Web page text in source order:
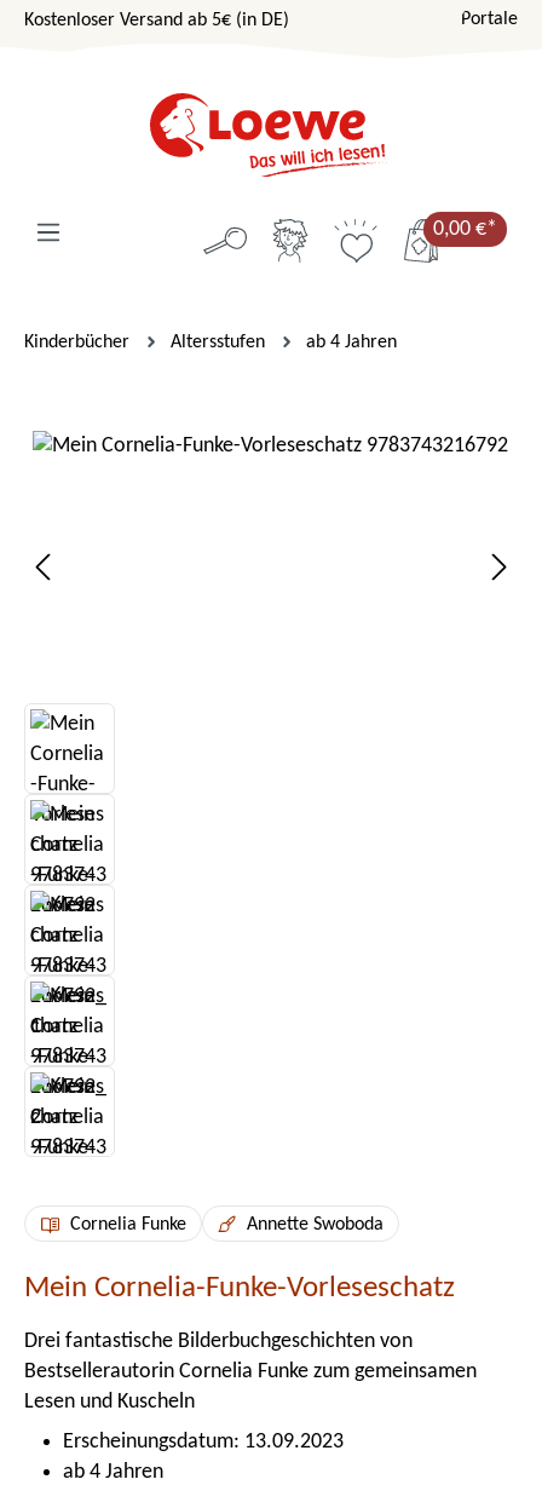
Zum Hauptinhalt springen
Kostenloser Versand ab 5€ (in DE) Portale
0,00 €*
Kinderbücher Altersstufen ab 4 Jahren
Bildergalerie überspringen
Cornelia Funke Annette Swoboda
Mein Cornelia-Funke-Vorleseschatz
Drei fantastische Bilderbuchgeschichten von
Bestsellerautorin Cornelia Funke zum gemeinsamen
Lesen und Kuscheln
Erscheinungsdatum: 13.09.2023
ab 4 Jahren